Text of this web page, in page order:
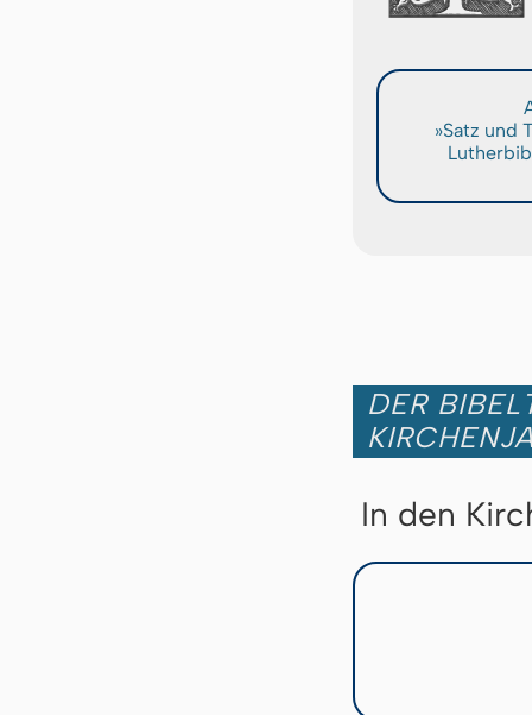
»Satz und
DER
In den